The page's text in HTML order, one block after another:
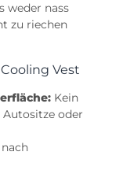
weder nass
zu riechen
Vest
Kein
Autositze oder
nach